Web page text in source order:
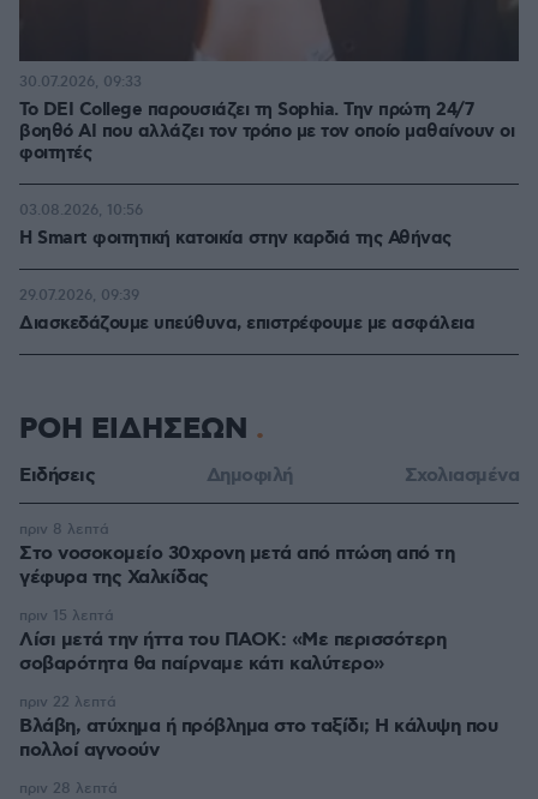
Το DEI College παρουσιάζει τη Sophia. Την πρώτη 24/7
βοηθό AI που αλλάζει τον τρόπο με τον οποίο μαθαίνουν οι
φοιτητές
30.07.2026, 09:33
Η Smart φοιτητική κατοικία στην καρδιά της Αθήνας
03.08.2026, 10:56
Διασκεδάζουμε υπεύθυνα, επιστρέφουμε με ασφάλεια
29.07.2026, 09:39
ΡΟΗ ΕΙΔΗΣΕΩΝ
Ειδήσεις Δημοφιλή Σχολιασμένα
Στο νοσοκομείο 30χρονη μετά από πτώση από τη
γέφυρα της Χαλκίδας
πριν 8 λεπτά
Λίσι μετά την ήττα του ΠΑΟΚ: «Με περισσότερη
σοβαρότητα θα παίρναμε κάτι καλύτερο»
πριν 15 λεπτά
Βλάβη, ατύχημα ή πρόβλημα στο ταξίδι; Η κάλυψη που
πολλοί αγνοούν
πριν 22 λεπτά
πριν 28 λεπτά